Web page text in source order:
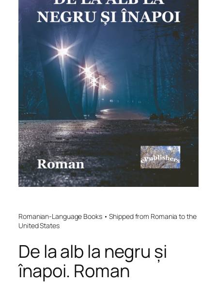
Romanian-Language Books • Shipped from Romania to the
United States
De la alb la negru și
înapoi. Roman